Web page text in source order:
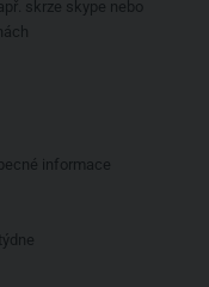
skrze skype nebo
informace